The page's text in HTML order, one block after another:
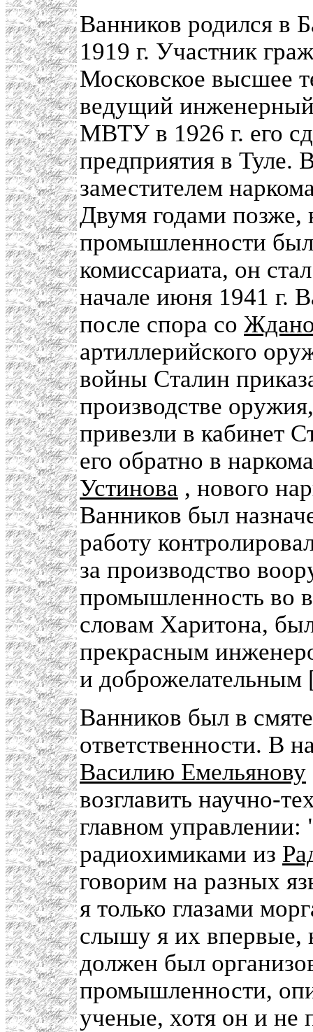
Ванников родился в
1919 г. Участник
Московское высшее
ведущий инженерный
МВТУ в 1926 г. его
предприятия в Туле.
заместителем
Двумя годами позже,
промышленности был
комиссариата, он
начале июня 1941 г.
после спора со
артиллерийского
войны Сталин
производстве
привезли в кабинет
его обратно в
Устинова , нового
Ванников был
работу
за производство
промышленность во
словам Харитона,
прекрасным
и доброжелательным
Ванников был в
ответственности. В
Василию Емельянову
возглавить научно-
главном
радиохимиками из
говорим на разных
я только глазами
слышу я их впервые,
должен был
промышленности,
ученые, хотя он и